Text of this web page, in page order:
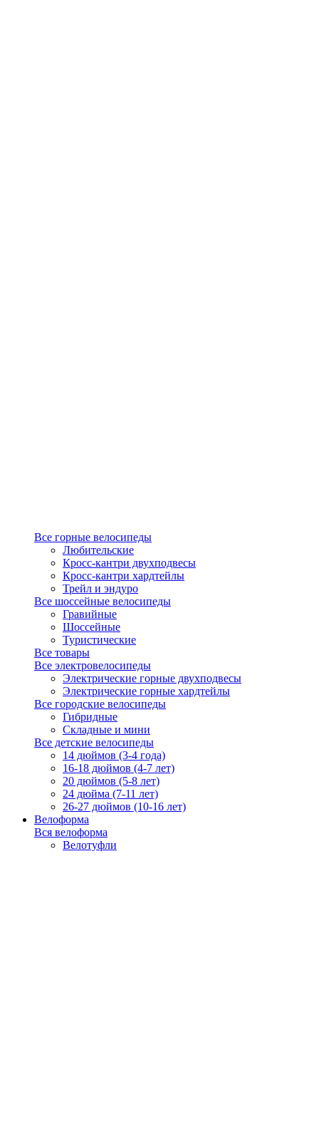
Все горные велосипеды
Любительские
Кросс-кантри двухподвесы
Кросс-кантри хардтейлы
Трейл и эндуро
Все шоссейные велосипеды
Гравийные
Шоссейные
Туристические
Все товары
Все электровелосипеды
Электрические горные двухподвесы
Электрические горные хардтейлы
Все городские велосипеды
Гибридные
Складные и мини
Все детские велосипеды
14 дюймов (3-4 года)
16-18 дюймов (4-7 лет)
20 дюймов (5-8 лет)
24 дюйма (7-11 лет)
26-27 дюймов (10-16 лет)
Велоформа
Вся велоформа
Велотуфли